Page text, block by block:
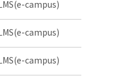
LMS(e-campus)
LMS(e-campus)
LMS(e-campus)